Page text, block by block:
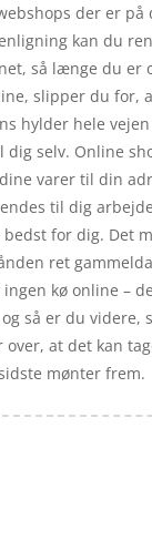
der er på
kan du
så længe du er
slipper du for,
hylder hele
dig selv. Online
varer til din
til dig
for dig. Det
ret
kø online –
så er du videre,
at det kan
mønter frem.